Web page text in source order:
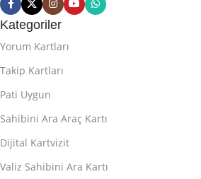
Kategoriler
Yorum Kartları
Takip Kartları
Pati Uygun
Sahibini Ara Araç Kartı
Dijital Kartvizit
Valiz Sahibini Ara Kartı